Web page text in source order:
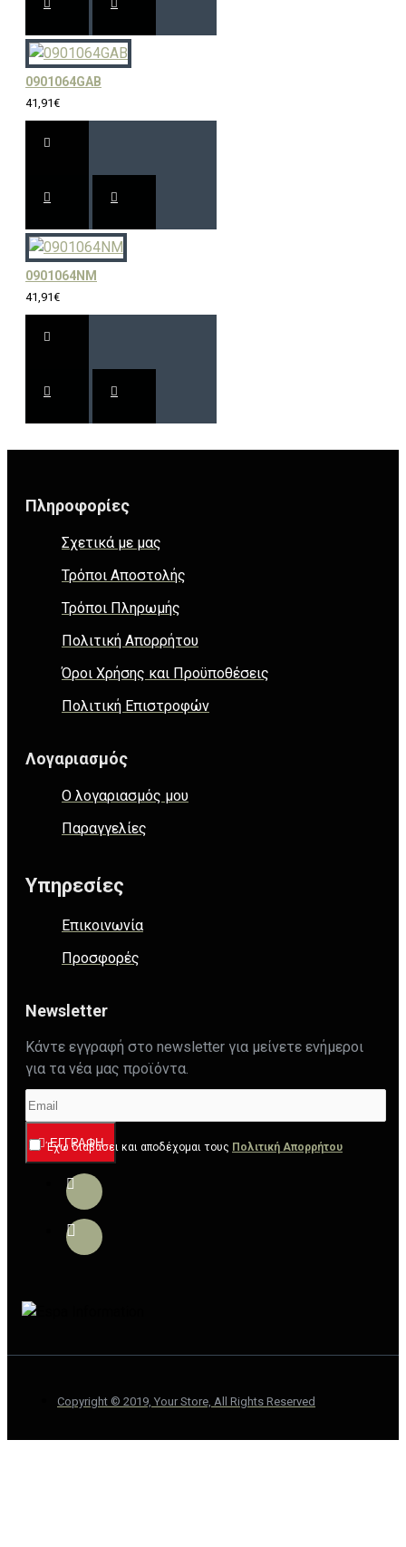
0901064GAB
41,91€
0901064NM
41,91€
Πληροφορίες
Σχετικά με μας
Τρόποι Αποστολής
Τρόποι Πληρωμής
Πολιτική Απορρήτου
Όροι Χρήσης και Προϋποθέσεις
Πολιτική Επιστροφών
Λογαριασμός
Ο λογαριασμός μου
Παραγγελίες
Υπηρεσίες
Επικοινωνία
Προσφορές
Newsletter
Κάντε εγγραφή στο newsletter για μείνετε ενήμεροι
για τα νέα μας προϊόντα.
ΕΓΓΡΑΦΉ
Έχω διαβάσει και αποδέχομαι τους Πολιτική Απορρήτου
Copyright © 2019, Your Store, All Rights Reserved